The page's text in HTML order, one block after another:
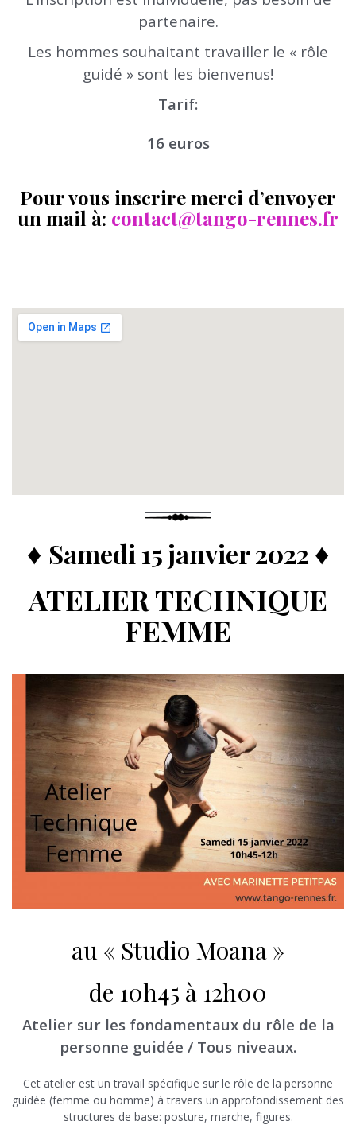
partenaire.
Les hommes souhaitant travailler le « rôle
guidé » sont les bienvenus!
Tarif:
16 euros
Pour vous inscrire merci d’envoyer
un mail à: contact@tango-rennes.fr
♦ Samedi 15 janvier 2022 ♦
ATELIER TECHNIQUE
FEMME
au « Studio Moana »
de 10h45 à 12h00
Atelier sur les fondamentaux du rôle de la
personne guidée / Tous niveaux.
Cet atelier est un travail spécifique sur le rôle de la personne
guidée (femme ou homme) à travers un approfondissement des
structures de base: posture, marche, figures.